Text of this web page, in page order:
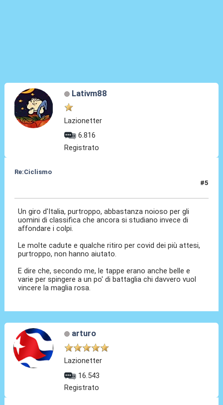
Lativm88
Lazionetter
6.816
Registrato
Re:Ciclismo
#5
Un giro d'Italia, purtroppo, abbastanza noioso per gli
uomini di classifica che ancora si studiano invece di
affondare i colpi.
Le molte cadute e qualche ritiro per covid dei più attesi,
purtroppo, non hanno aiutato.
E dire che, secondo me, le tappe erano anche belle e
varie per spingere a un po' di battaglia chi davvero vuol
vincere la maglia rosa.
arturo
Lazionetter
16.543
Registrato